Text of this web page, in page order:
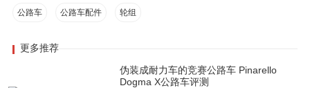
公路车 公路车配件 轮组
更多推荐
伪装成耐力车的竞赛公路车 Pinarello
Dogma X公路车评测